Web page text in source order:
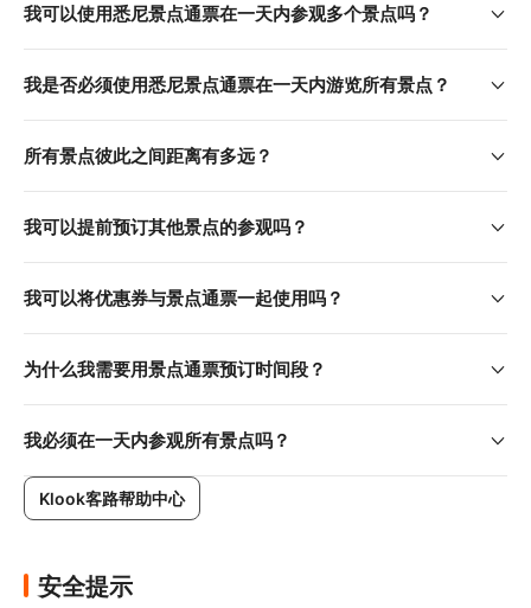
我可以使用悉尼景点通票在一天内参观多个景点吗？
我是否必须使用悉尼景点通票在一天内游览所有景点？
所有景点彼此之间距离有多远？
我可以提前预订其他景点的参观吗？
我可以将优惠券与景点通票一起使用吗？
为什么我需要用景点通票预订时间段？
我必须在一天内参观所有景点吗？
Klook客路帮助中心
安全提示